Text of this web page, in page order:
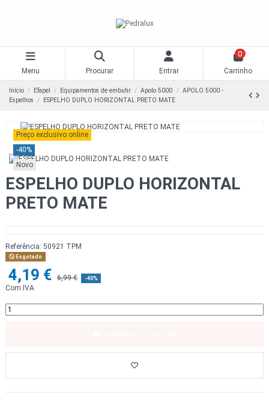
Menu Procurar Entrar
0
Carrinho
Início Efapel Equipamentos de embutir Apolo 5000
APOLO 5000 -
Espelhos
ESPELHO DUPLO HORIZONTAL PRETO MATE
Preço exclusivo online
-40%
Novo
ESPELHO DUPLO HORIZONTAL
PRETO MATE
Referência: 50921 TPM
Esgotado
4,19 € 6,99 € -40%
Com IVA